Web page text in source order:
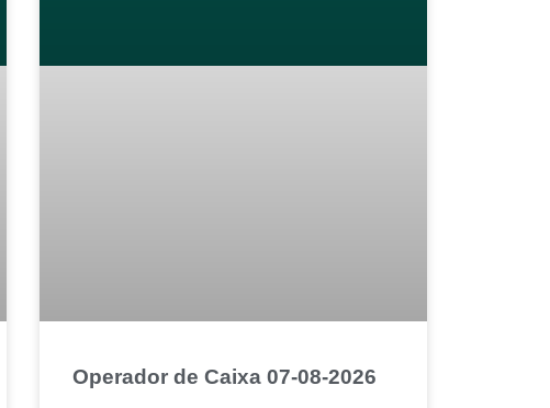
Operador de Caixa 07-08-2026